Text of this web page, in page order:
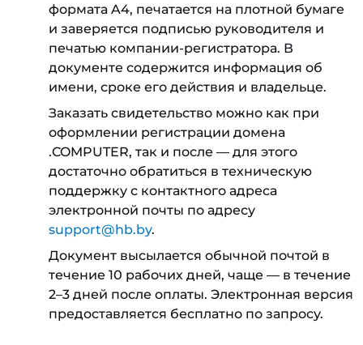
формата A4, печатается на плотной бумаге
и заверяется подписью руководителя и
печатью компании-регистратора. В
документе содержится информация об
имени, сроке его действия и владельце.
Заказать свидетельство можно как при
оформлении регистрации домена
.COMPUTER, так и после — для этого
достаточно обратиться в техническую
поддержку с контактного адреса
электронной почты по адресу
support@hb.by.
Документ высылается обычной почтой в
течение 10 рабочих дней, чаще — в течение
2–3 дней после оплаты. Электронная версия
предоставляется бесплатно по запросу.